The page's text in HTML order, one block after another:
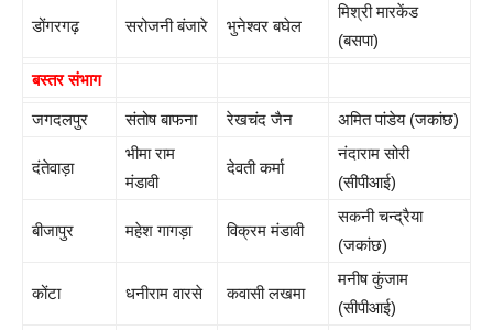
डोंगरगढ़ सरोजनी बंजारे भुनेश्वर बघेल
मिश्री मारकेंड
(बसपा)
बस्तर संभाग
जगदलपुर संतोष बाफना रेखचंद जैन अमित पांडेय (जकांछ)
दंतेवाड़ा
भीमा राम
मंडावी
देवती कर्मा
नंदाराम सोरी
(सीपीआई)
बीजापुर महेश गागड़ा विक्रम मंडावी
सकनी चन्द्रैया
(जकांछ)
कोंटा धनीराम वारसे कवासी लखमा
मनीष कुंजाम
(सीपीआई)